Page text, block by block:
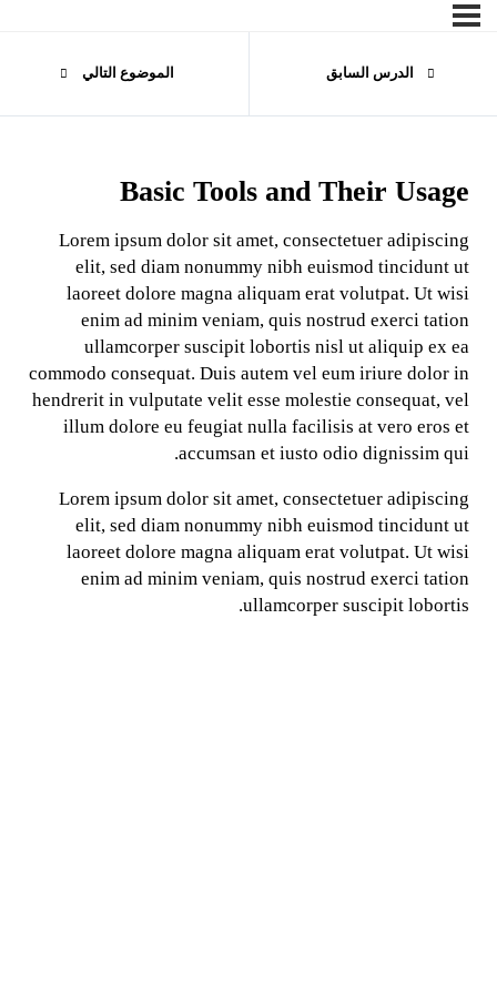
الدرس السابق الموضوع التالي
Basic Tools and Their Usage
Lorem ipsum dolor sit amet, consectetuer adipiscing
elit, sed diam nonummy nibh euismod tincidunt ut
laoreet dolore magna aliquam erat volutpat. Ut wisi
enim ad minim veniam, quis nostrud exerci tation
ullamcorper suscipit lobortis nisl ut aliquip ex ea
commodo consequat. Duis autem vel eum iriure dolor in
hendrerit in vulputate velit esse molestie consequat, vel
illum dolore eu feugiat nulla facilisis at vero eros et
accumsan et iusto odio dignissim qui.
Lorem ipsum dolor sit amet, consectetuer adipiscing
elit, sed diam nonummy nibh euismod tincidunt ut
laoreet dolore magna aliquam erat volutpat. Ut wisi
enim ad minim veniam, quis nostrud exerci tation
ullamcorper suscipit lobortis.